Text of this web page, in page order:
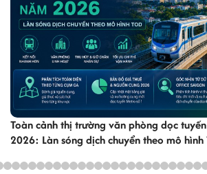
Toàn cảnh thị trường văn phòng dọc
2026: Làn sóng dịch chuyển theo mô hình